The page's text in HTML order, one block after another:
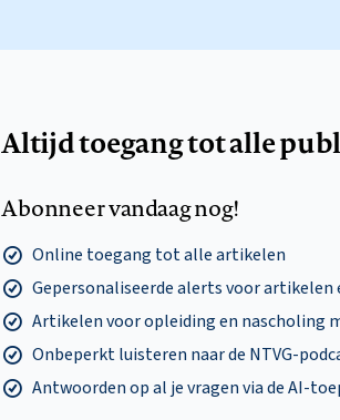
Altijd toegang tot alle
Abonneer vandaag nog!
Online toegang tot alle artikelen
Gepersonaliseerde alerts voor artikelen
Artikelen voor opleiding en nascholing
Onbeperkt luisteren naar de NTVG-
Antwoorden op al je vragen via de AI-